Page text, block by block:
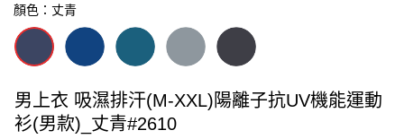
顏色：丈青
男上衣 吸濕排汗(M-XXL)陽離子抗UV機能運動
衫(男款)_丈青#2610